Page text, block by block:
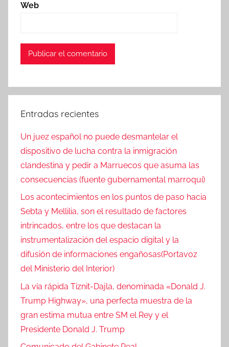
Web
Entradas recientes
Un juez español no puede desmantelar el
dispositivo de lucha contra la inmigración
clandestina y pedir a Marruecos que asuma las
consecuencias (fuente gubernamental marroquí)
Los acontecimientos en los puntos de paso hacia
Sebta y Mellilia, son el resultado de factores
intrincados, entre los que destacan la
instrumentalización del espacio digital y la
difusión de informaciones engañosas(Portavoz
del Ministerio del Interior)
La vía rápida Tiznit-Dajla, denominada «Donald J.
Trump Highway», una perfecta muestra de la
gran estima mutua entre SM el Rey y el
Presidente Donald J. Trump